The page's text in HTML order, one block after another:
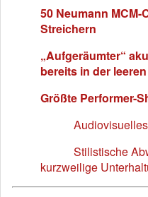
50 Neumann
Streichern
„Aufgeräumter“
bereits in der
Größte Performer-
Stilistische
kurzweilige